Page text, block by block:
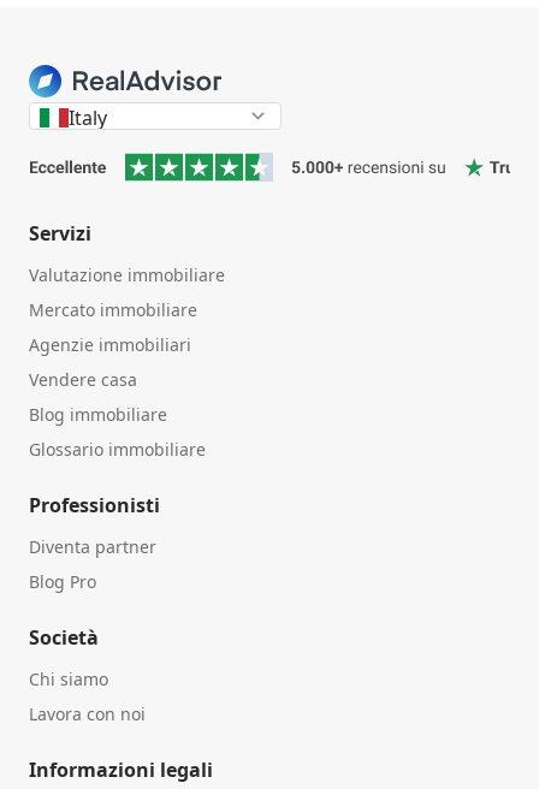
Italy
Servizi
Valutazione immobiliare
Mercato immobiliare
Agenzie immobiliari
Vendere casa
Blog immobiliare
Glossario immobiliare
Professionisti
Diventa partner
Blog Pro
Società
Chi siamo
Lavora con noi
Informazioni legali